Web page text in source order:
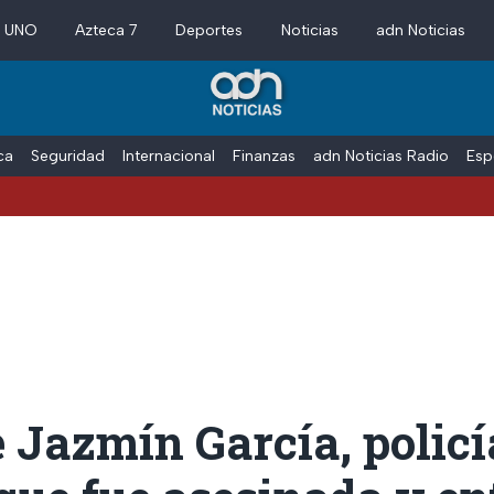
Azteca 7 Deportes Noticias adn Noticias
Seguridad Internacional Finanzas adn Noticias Radio
Jazmín García,